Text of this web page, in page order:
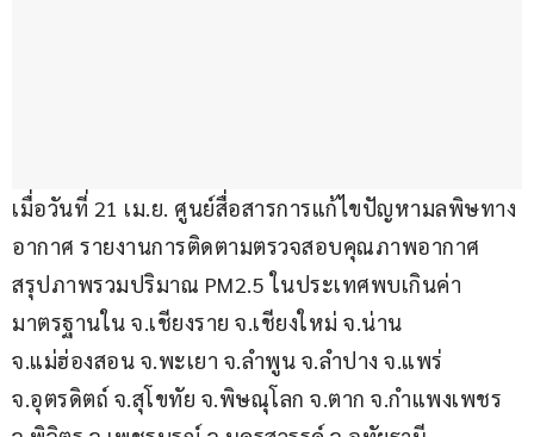
เมื่อวันที่ 21 เม.ย. ศูนย์สื่อสารการแก้ไขปัญหามลพิษทาง
อากาศ รายงานการติดตามตรวจสอบคุณภาพอากาศ
สรุปภาพรวมปริมาณ PM2.5 ในประเทศพบเกินค่า
มาตรฐานใน จ.เชียงราย จ.เชียงใหม่ จ.น่าน
จ.แม่ฮ่องสอน จ.พะเยา จ.ลำพูน จ.ลำปาง จ.แพร่
จ.อุตรดิตถ์ จ.สุโขทัย จ.พิษณุโลก จ.ตาก จ.กำแพงเพชร